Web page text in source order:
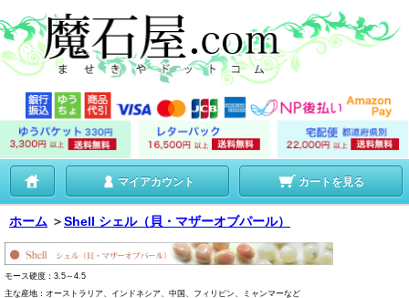
マイアカウント カートを見る
ホーム ＞Shell シェル（貝・マザーオブパール）
モース硬度：3.5～4.5
主な産地：オーストラリア、インドネシア、中国、フィリピン、ミャンマーなど